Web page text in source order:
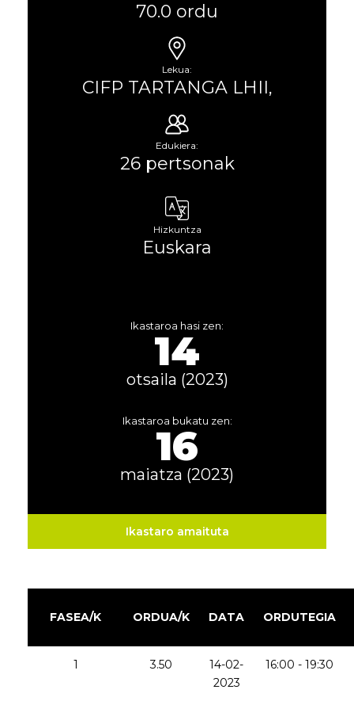
70.0 ordu
Lekua:
CIFP TARTANGA LHII,
Edukiera:
26 pertsonak
Hizkuntza
Euskara
Ikastaroa hasi zen:
14
otsaila (2023)
Ikastaroa bukatu zen:
16
maiatza (2023)
Ikastaro amaituta
FASEA/K ORDUA/K DATA ORDUTEGIA
1 3.50
14-02-
2023
16:00 - 19:30